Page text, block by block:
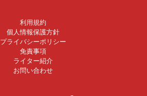
利用規約
個人情報保護方針
プライバシーポリシー
免責事項
ライター紹介
お問い合わせ